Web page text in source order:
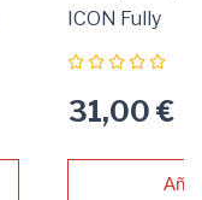
ICON Fully
31,00 €